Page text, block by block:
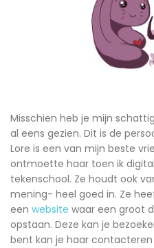
Misschien heb je mijn
al eens gezien. Dit is de
Lore is een van mijn beste
ontmoette haar toen ik
tekenschool. Ze houdt ook
mening- heel goed in. Ze
een website waar een groot
opstaan. Deze kan je
bent kan je haar contacteren